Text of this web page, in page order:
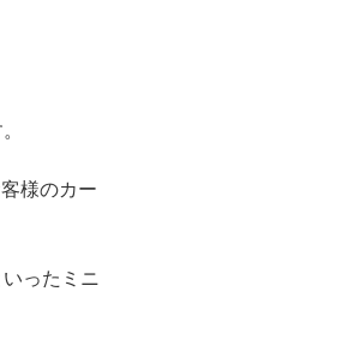
様のカー
ったミニ